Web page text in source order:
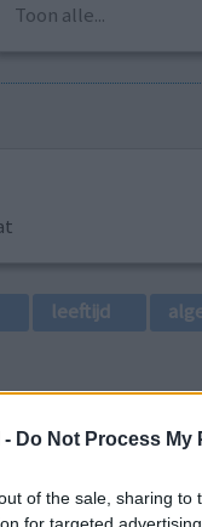
- Do Not Process
of the sale, sharing
for targeted
Toon alle...
leeftijd